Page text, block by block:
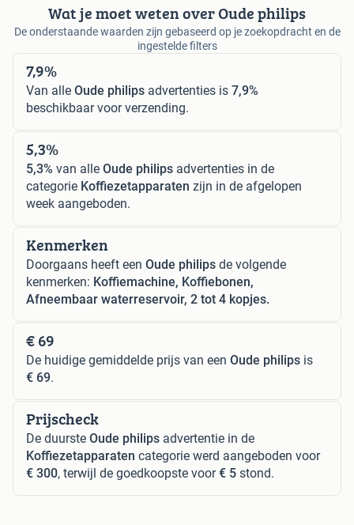
Wat je moet weten over Oude philips
De onderstaande waarden zijn gebaseerd op je zoekopdracht en de
ingestelde filters
7,9%
Van alle Oude philips advertenties is 7,9%
beschikbaar voor verzending.
5,3%
5,3% van alle Oude philips advertenties in de
categorie Koffiezetapparaten zijn in de afgelopen
week aangeboden.
Kenmerken
Doorgaans heeft een Oude philips de volgende
kenmerken: Koffiemachine, Koffiebonen,
Afneembaar waterreservoir, 2 tot 4 kopjes.
€ 69
De huidige gemiddelde prijs van een Oude philips is
€ 69.
Prijscheck
De duurste Oude philips advertentie in de
Koffiezetapparaten categorie werd aangeboden voor
€ 300, terwijl de goedkoopste voor€ 5 stond.